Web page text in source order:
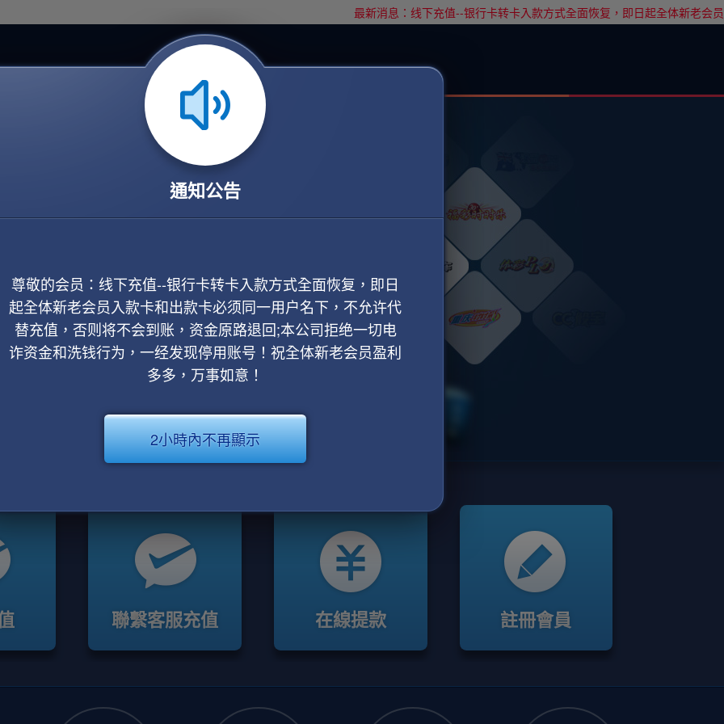
最新消息：线下充值--银行卡转卡入款方式全面恢复，即日起全体新老会
聯繫客服充值 在線提款 註冊會員
通知公告
尊敬的会员：线下充值--银行卡转卡入款方式全面恢复，即日
起全体新老会员入款卡和出款卡必须同一用户名下，不允许代
替充值，否则将不会到账，资金原路退回;本公司拒绝一切电
诈资金和洗钱行为，一经发现停用账号！祝全体新老会员盈利
多多，万事如意！
2小時內不再顯示